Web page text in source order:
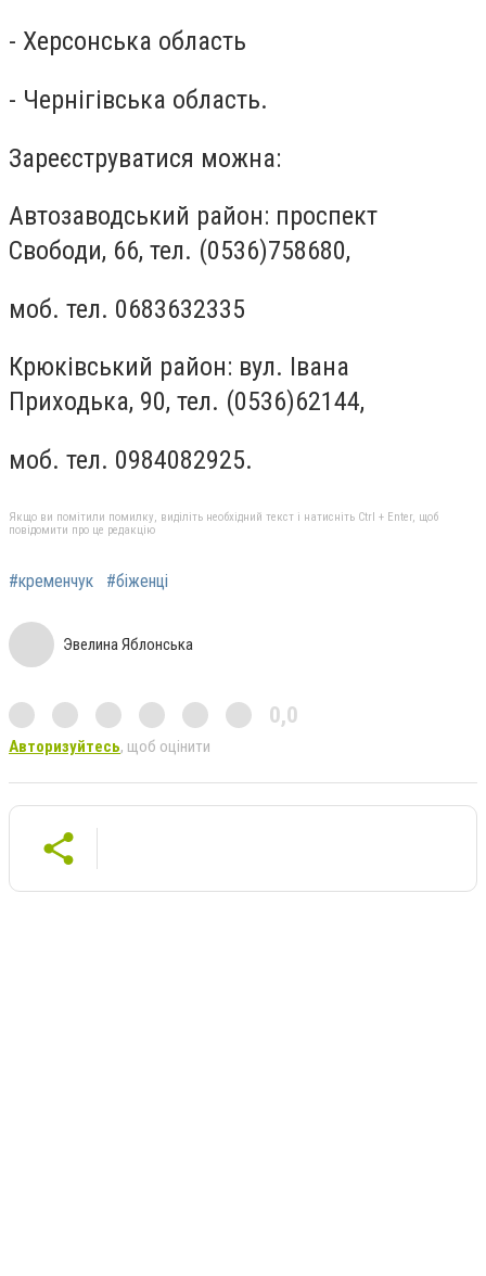
- Херсонська область
- Чернігівська область.
Зареєструватися можна:
Автозаводський район: проспект
Свободи, 66, тел. (0536)758680,
моб. тел. 0683632335
Крюківський район: вул. Івана
Приходька, 90, тел. (0536)62144,
моб. тел. 0984082925.
Якщо ви помітили помилку, виділіть необхідний текст і натисніть Ctrl + Enter, щоб
повідомити про це редакцію
#кременчук #біженці
Эвелина Яблонська
0,0
Авторизуйтесь, щоб оцінити